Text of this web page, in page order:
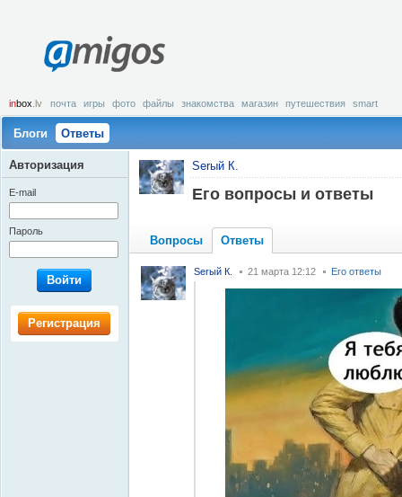
amigos
inbox .lv почта игры фото файлы знакомства магазин путешествия smart
Блоги Ответы
Serый К.
Его вопросы и ответы
Вопросы Ответы
Serый К. 21 марта 12:12 Его ответы
Авторизация
E-mail
Пароль
Войти
Регистрация